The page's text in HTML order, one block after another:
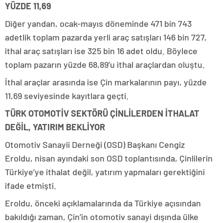
YÜZDE 11,69
Diğer yandan, ocak-mayıs döneminde 471 bin 743
adetlik toplam pazarda yerli araç satışları 146 bin 727,
ithal araç satışları ise 325 bin 16 adet oldu. Böylece
toplam pazarın yüzde 68,89’u ithal araçlardan oluştu.
İthal araçlar arasında ise Çin markalarının payı, yüzde
11,69 seviyesinde kayıtlara geçti.
TÜRK OTOMOTİV SEKTÖRÜ ÇİNLİLERDEN İTHALAT
DEĞİL, YATIRIM BEKLİYOR
Otomotiv Sanayii Derneği (OSD) Başkanı Cengiz
Eroldu, nisan ayındaki son OSD toplantısında, Çinlilerin
Türkiye’ye ithalat değil, yatırım yapmaları gerektiğini
ifade etmişti.
Eroldu, önceki açıklamalarında da Türkiye açısından
bakıldığı zaman, Çin’in otomotiv sanayi dışında ülke